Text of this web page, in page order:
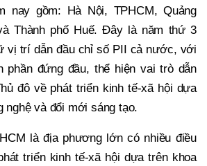
nay gồm: Hà Nội, TPHCM, Quảng
Thành phố Huế. Đây là năm thứ 3
vị trí dẫn đầu chỉ số PII cả nước, với
phần đứng đầu, thể hiện vai trò dẫn
đô về phát triển kinh tế-xã hội dựa
nghệ và đổi mới sáng tạo.
là địa phương lớn có nhiều điều
triển kinh tế-xã hội dựa trên khoa